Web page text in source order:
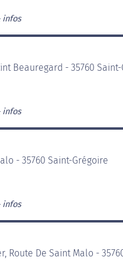
infos
Beauregard - 35760
infos
- 35760 Saint-Grégoire
infos
Route De Saint Malo -